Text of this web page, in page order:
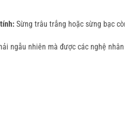
Sừng trâu trắng hoặc sừng bạc
ngẫu nhiên mà được các nghệ